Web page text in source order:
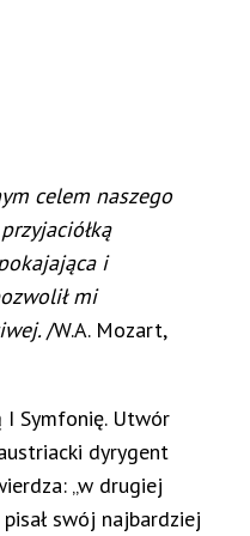
celem naszego
i
mi
/W.A. Mozart,
I Symfonię. Utwór
dyrygent
„w drugiej
swój najbardziej